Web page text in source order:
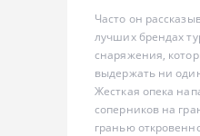
Часто он
лучших брендах
снаряжения,
выдержать ни
Жесткая опека
соперников на
гранью